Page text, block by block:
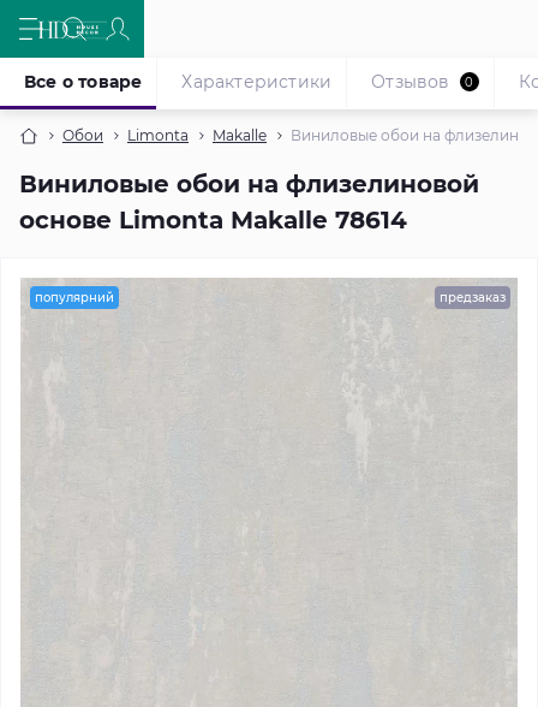
Обои Limonta Makalle Виниловые обои на
Виниловые обои на флизелиновой
основе Limonta Makalle 78614
Все о товаре Характеристики Отзывов 0
популярний предзаказ